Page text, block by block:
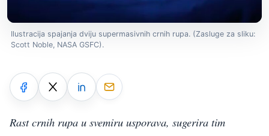
Ilustracija spajanja dviju supermasivnih crnih rupa. (Zasluge za sliku:
Scott Noble, NASA GSFC).
Rast crnih rupa u svemiru usporava, sugerira tim